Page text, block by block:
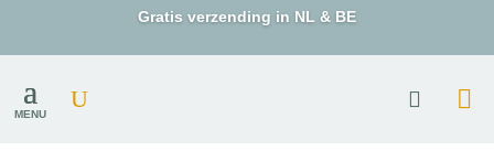
Gratis verzending in NL & BE
MENU